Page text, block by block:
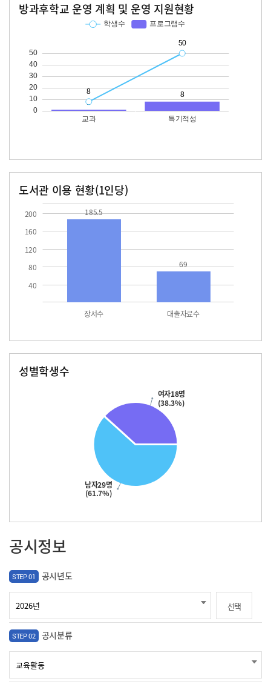
방과후학교 운영 계획 및 운영 지원현황
도서관 이용 현황(1인당)
40
80
120
160
200
장서수 대출자료수
185.5
69
성별학생수
남자29명
(61.7%)
여자18명
(38.3%)
공시정보
STEP 01 공시년도
선택
STEP 02 공시분류